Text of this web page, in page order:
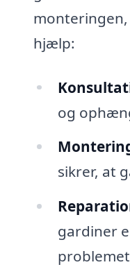
hjælp:
og
sikrer, at
gardiner